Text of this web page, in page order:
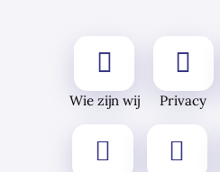
Wie zijn wij Privacy